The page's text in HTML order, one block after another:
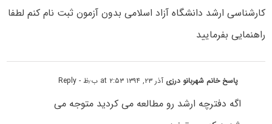
کارشناسی ارشد دانشگاه آزاد اسلامی بدون آزمون ثبت نام کنم لطفا
راهنمایی بفرمایید
پاسخ خانم شهربانو درزی آذر ۲۳, ۱۳۹۴ at ۲:۵۳ ب٫ظ - Reply
اگه دفترچه ارشد رو مطالعه می کردید متوجه می